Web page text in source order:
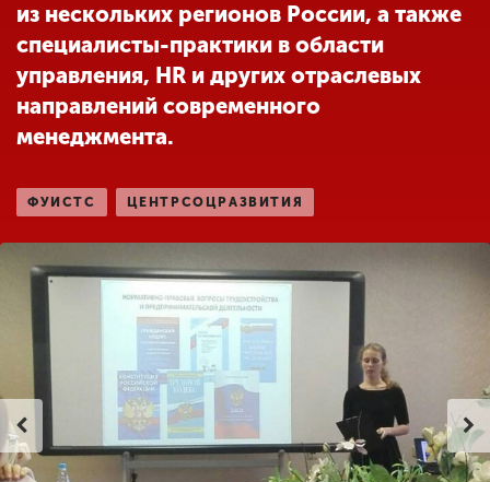
Студенческая жизнь
Сведения об
образовательной
ENG SPN CHI
Приемная
комиссия
+7 (831) 262-26-20
из нескольких регионов России, а также
специалисты-практики в области
управления, HR и других отраслевых
направлений современного
менеджмента.
ФУИСТС ЦЕНТРСОЦРАЗВИТИЯ